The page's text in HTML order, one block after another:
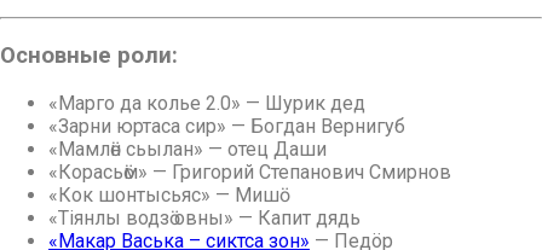
Основные роли:
«Марго да колье 2.0» — Шурик дед
«Зарни юртаса сир» — Богдан Вернигуб
«Мамлӧн сьылан» — отец Даши
«Корасьӧм» — Григорий Степанович Смирнов
«Кок шонтысьяс» — Мишӧ
«Тіянлы водзӧ овны» — Капит дядь
«Макар Васька – сиктса зон» — Педöр